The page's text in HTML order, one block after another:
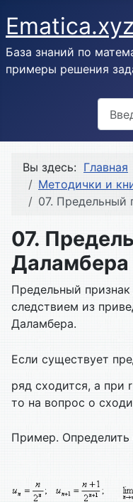
Ematica.xyz
База знаний по
примеры решения
Вы здесь: Главная
Методички и
07. Предельный
07.
Даламбера
Предельный
следствием из
Даламбера.
Если существует
ряд сходится, а при
то на вопрос о
Пример.